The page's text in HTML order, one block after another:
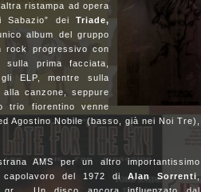
ristampa ad opera
Sabazio” dei Triade,
album del gruppo
rock progressivo con
prima facciata,
ELP, mentre sulla
canzone, seppure
trio fiorentino venne
Agostino Nobile (basso, già nei Noi Tre),
AMS per un altro importantissimo
del 1972 di Alan Sorrenti